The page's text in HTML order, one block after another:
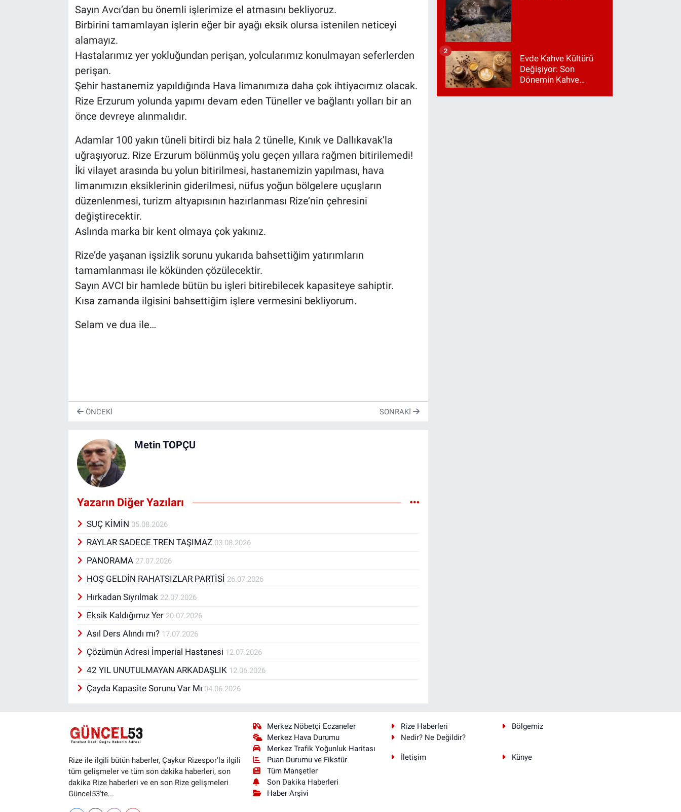
Sayın Avcı’dan bu önemli işlerimize el atmasını bekliyoruz.
Birbirini tamamlayan işlerin eğer bir ayağı eksik olursa istenilen neticeyi
alamayız.
Hastalarımız yer yokluğundan perişan, yolcularımız konulmayan seferlerden
perişan.
Şehir hastanemiz yapıldığında Hava limanımıza daha çok ihtiyacımız olacak.
Rize Erzurum yolunda yapımı devam eden Tüneller ve bağlantı yolları bir an
önce devreye alınmalıdır.
Adamlar 100 yakın tüneli bitirdi biz hala 2 tünelle, Kınık ve Dallıkavak’la
uğraşıyoruz. Rize Erzurum bölünmüş yolu geçen yıllara rağmen bitirilemedi!
İki vilayet arasında bu yolun bitirilmesi, hastanemizin yapılması, hava
limanımızın eksiklerinin giderilmesi, nüfus yoğun bölgelere uçuşların
düzenlenmesi, turizm altyapısının hazırlanması Rize’nin çehresini
değiştirecektir.
Aslında marka bir kent olmaya çok yakınız.
Rize’de yaşanan işsizlik sorunu yukarıda bahsettiğim yatırımların
tamamlanması ile kökünden çözülecektir.
Sayın AVCI bir hamlede bütün bu işleri bitirebilecek kapasiteye sahiptir.
Kısa zamanda ilgisini bahsettiğim işlere vermesini bekliyorum.
Selam ve dua ile…
ÖNCEKI SONRAKI
Metin TOPÇU
Yazarın Diğer Yazıları
SUÇ KİMİN 05.08.2026
RAYLAR SADECE TREN TAŞIMAZ 03.08.2026
PANORAMA 27.07.2026
HOŞ GELDİN RAHATSIZLAR PARTİSİ 26.07.2026
Hırkadan Sıyrılmak 22.07.2026
Eksik Kaldığımız Yer 20.07.2026
Asıl Ders Alındı mı? 17.07.2026
Çözümün Adresi İmperial Hastanesi 12.07.2026
42 YIL UNUTULMAYAN ARKADAŞLIK 12.06.2026
Çayda Kapasite Sorunu Var Mı 04.06.2026
Evde Kahve Kültürü
Değişiyor: Son
Dönemin Kahve
2
Rize ile ilgili bütün haberler, Çaykur Rizespor'la ilgili
tüm gelişmeler ve tüm son dakika haberleri, son
dakika Rize haberleri ve en son Rize gelişmeleri
Güncel53'te...
Merkez Nöbetçi Eczaneler
Merkez Hava Durumu
Merkez Trafik Yoğunluk Haritası
Puan Durumu ve Fikstür
Tüm Manşetler
Son Dakika Haberleri
Haber Arşivi
Rize Haberleri
Bölgemiz
Nedir? Ne Değildir?
İletişim Künye